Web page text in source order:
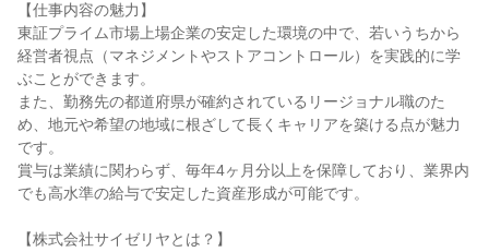
【仕事内容の魅力】
東証プライム市場上場企業の安定した環境の中で、若いうちから
経営者視点（マネジメントやストアコントロール）を実践的に学
ぶことができます。
また、勤務先の都道府県が確約されているリージョナル職のた
め、地元や希望の地域に根ざして長くキャリアを築ける点が魅力
です。
賞与は業績に関わらず、毎年4ヶ月分以上を保障しており、業界内
でも高水準の給与で安定した資産形成が可能です。
【株式会社サイゼリヤとは？】